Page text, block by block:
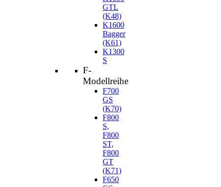
GTL
(K48)
K1600
Bagger
(K61)
K1300
S
F-
Modellreihe
F700
GS
(K70)
F800
S,
F800
ST,
F800
GT
(K71)
F650